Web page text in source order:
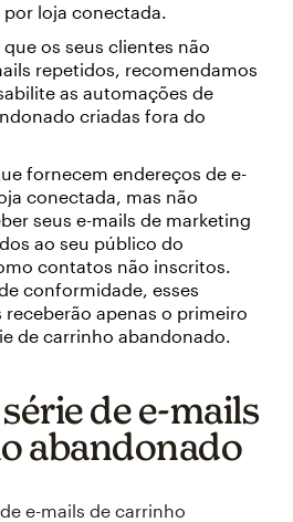
loja conectada.
os seus clientes não
repetidos, recomendamos
as automações de
criadas fora do
fornecem endereços de e-
conectada, mas não
seus e-mails de marketing
ao seu público do
contatos não inscritos.
conformidade, esses
apenas o primeiro
de carrinho abandonado.
de e-mails
abandonado
e-mails de carrinho